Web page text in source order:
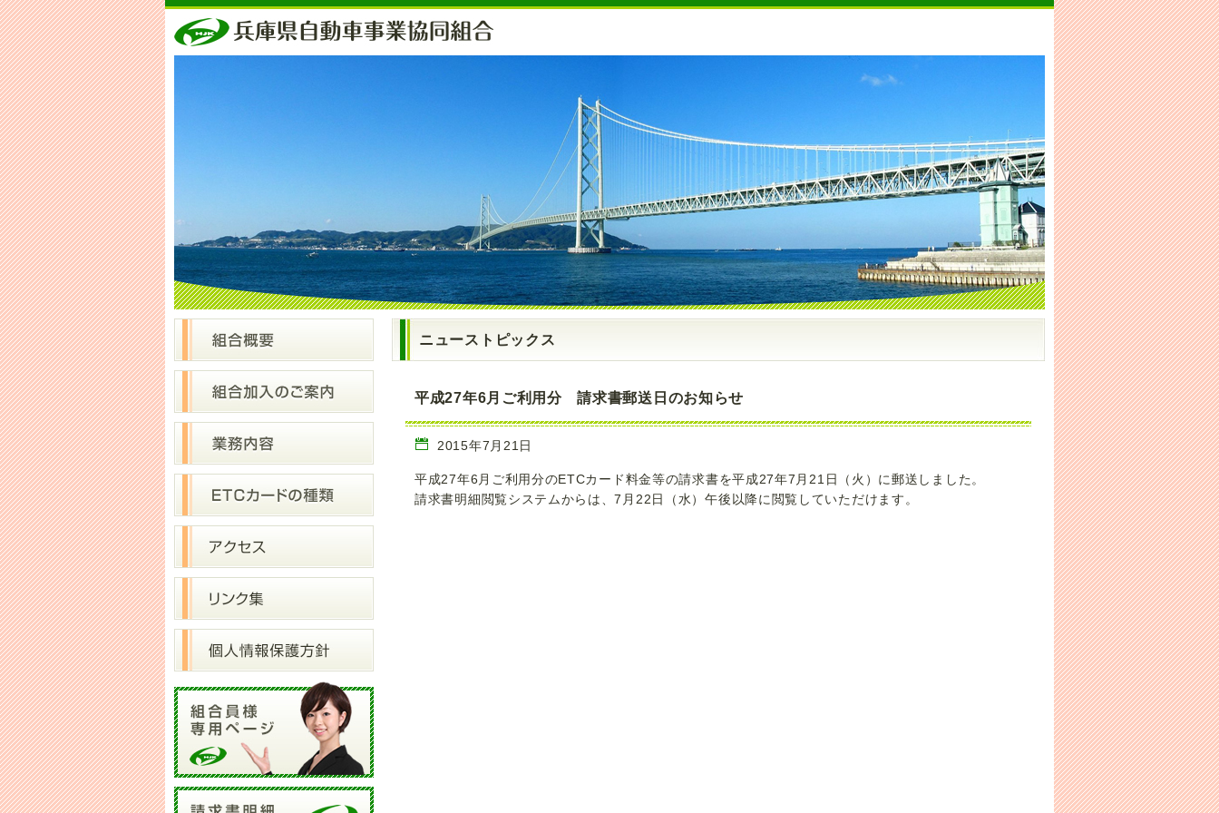
ニューストピックス
平成27年6月ご利用分 請求書郵送日のお知らせ
2015年7月21日
平成27年6月ご利用分のETCカード料金等の請求書を平成27年7月21日（火）に郵送しました。
請求書明細閲覧システムからは、7月22日（水）午後以降に閲覧していただけます。